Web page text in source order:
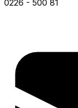
0226 - 500 81